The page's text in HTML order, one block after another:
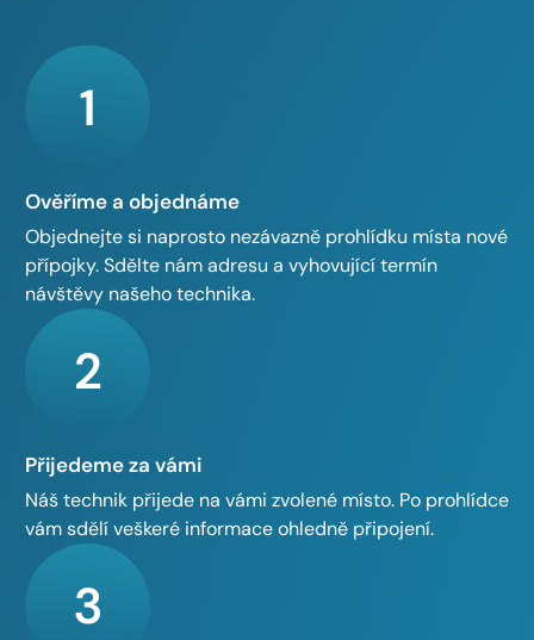
1
Ověříme a objednáme
Objednejte si naprosto nezávazně prohlídku místa nové
přípojky. Sdělte nám adresu a vyhovující termín
návštěvy našeho technika.
2
Přijedeme za vámi
Náš technik přijede na vámi zvolené místo. Po prohlídce
vám sdělí veškeré informace ohledně připojení.
3